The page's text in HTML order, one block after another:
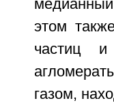
этом
частиц
газом,